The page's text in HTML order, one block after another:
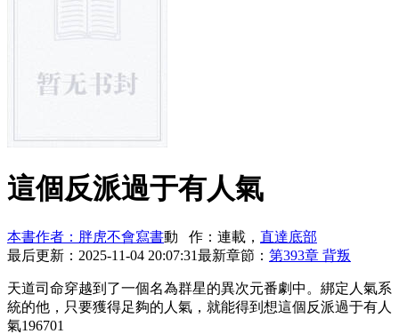
這個反派過于有人氣
本書作者：胖虎不會寫書動 作：連載， 直達底部
最后更新：2025-11-04 20:07:31最新章節： 第393章 背叛
天道司命穿越到了一個名為群星的異次元番劇中。綁定人氣系
統的他，只要獲得足夠的人氣，就能得到想這個反派過于有人
氣196701